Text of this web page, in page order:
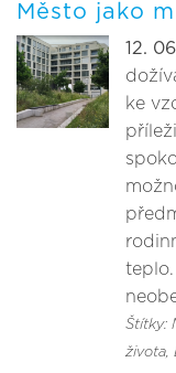
Město jako
12.
ke
Štítky:
života,